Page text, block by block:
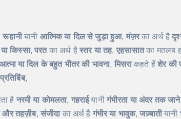
रूहानीयानी आत्मिक या दिल से जुड़ा हुआ, मंज़रका अर्थ है
किस्सा,परतका अर्थ है स्तर या तह, एहसासातका मतलब
आत्मा या दिल के बहुत भीतर की भावना, मिसराकहते हैंशेर की
,
है नरमी या कोमलता, गहराईयानी गंभीरता या अंदर तक जाने
और तहज़ीब, संजीदाका अर्थ है गंभीर या भावुक,जज़्बातीयानी